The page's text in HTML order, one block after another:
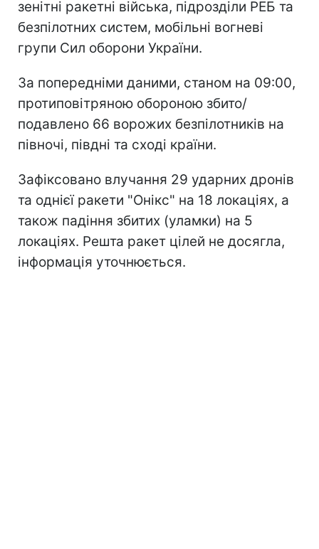
зенітні ракетні війська, підрозділи РЕБ та
безпілотних систем, мобільні вогневі
групи Сил оборони України.
За попередніми даними, станом на 09:00,
протиповітряною обороною збито/
подавлено 66 ворожих безпілотників на
півночі, півдні та сході країни.
Зафіксовано влучання 29 ударних дронів
та однієї ракети "Онікс" на 18 локаціях, а
також падіння збитих (уламки) на 5
локаціях. Решта ракет цілей не досягла,
інформація уточнюється.